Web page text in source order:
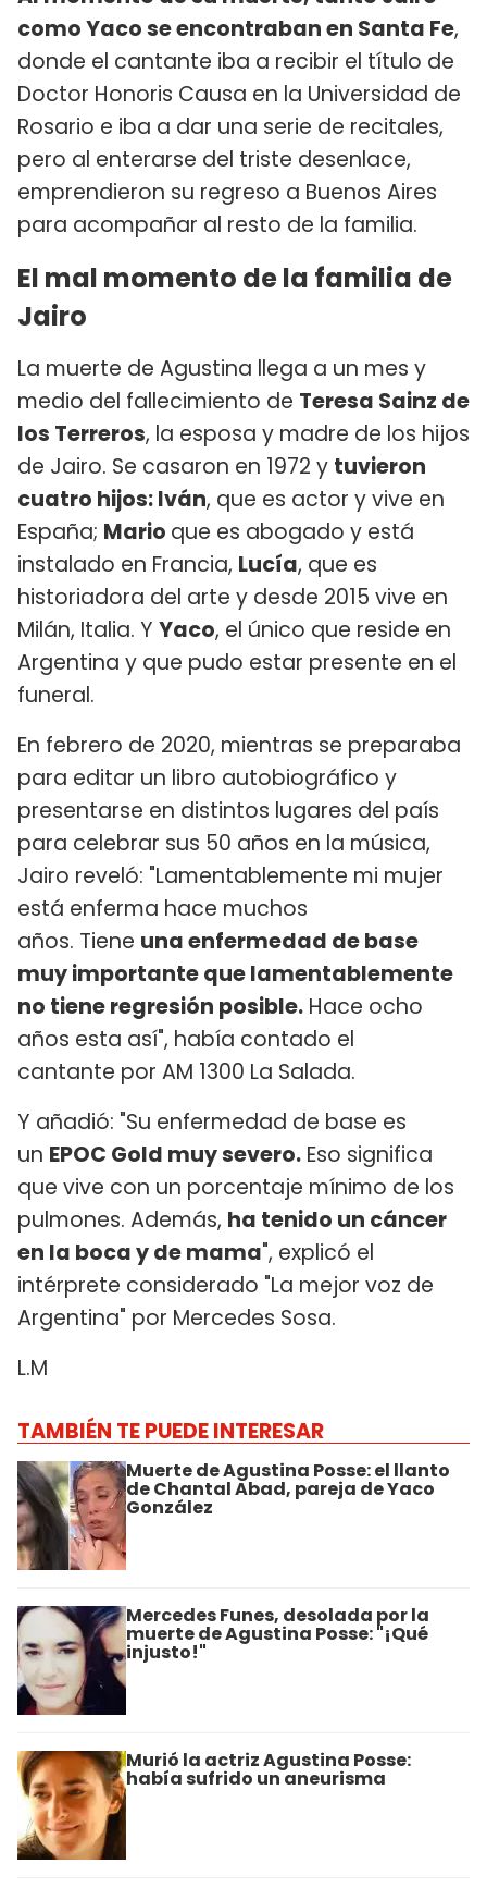
como Yaco se encontraban en Santa Fe,
donde el cantante iba a recibir el título de
Doctor Honoris Causa en la Universidad de
Rosario e iba a dar una serie de recitales,
pero al enterarse del triste desenlace,
emprendieron su regreso a Buenos Aires
para acompañar al resto de la familia.
El mal momento de la familia de
Jairo
La muerte de Agustina llega a un mes y
medio del fallecimiento de Teresa Sainz de
los Terreros, la esposa y madre de los hijos
de Jairo. Se casaron en 1972 y tuvieron
cuatro hijos: Iván, que es actor y vive en
España; Mario que es abogado y está
instalado en Francia, Lucía, que es
historiadora del arte y desde 2015 vive en
Milán, Italia. Y Yaco, el único que reside en
Argentina y que pudo estar presente en el
funeral.
En febrero de 2020, mientras se preparaba
para editar un libro autobiográfico y
presentarse en distintos lugares del país
para celebrar sus 50 años en la música,
Jairo reveló: "Lamentablemente mi mujer
está enferma hace muchos
años. Tiene una enfermedad de base
muy importante que lamentablemente
no tiene regresión posible. Hace ocho
años esta así", había contado el
cantante por AM 1300 La Salada.
Y añadió: "Su enfermedad de base es
un EPOC Gold muy severo. Eso significa
que vive con un porcentaje mínimo de los
pulmones. Además, ha tenido un cáncer
en la boca y de mama", explicó el
intérprete considerado "La mejor voz de
Argentina" por Mercedes Sosa.
L.M
TAMBIÉN TE PUEDE INTERESAR
Muerte de Agustina Posse: el llanto
de Chantal Abad, pareja de Yaco
González
Mercedes Funes, desolada por la
muerte de Agustina Posse: "¡Qué
injusto!"
Murió la actriz Agustina Posse:
había sufrido un aneurisma